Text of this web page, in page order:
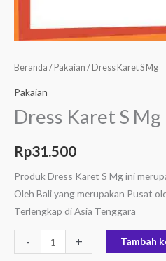
Beranda / Pakaian / Dress Karet S Mg
Pakaian
Dress Karet S Mg
Rp31.500
Produk Dress Karet S Mg ini
Oleh Bali yang merupakan Pusat
Terlengkap di Asia Tenggara
- + Tambah